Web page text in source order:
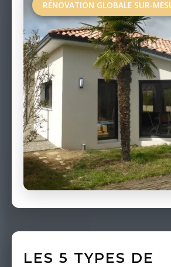
RÉNOVATION GLOBALE SUR-
LES 5 TYPES DE